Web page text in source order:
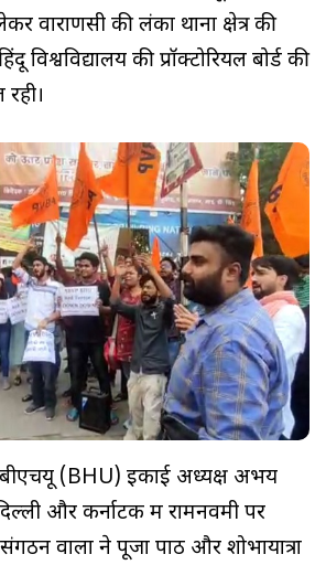
वाराणसी की लंका थाना क्षेत्र की
की प्रॉक्टोरियल बोर्ड की
बीएचयू (BHU) इकाई अध्यक्ष अभय
और कर्नाटक में रामनवमी पर
वालों ने पूजा पाठ और शोभायात्रा